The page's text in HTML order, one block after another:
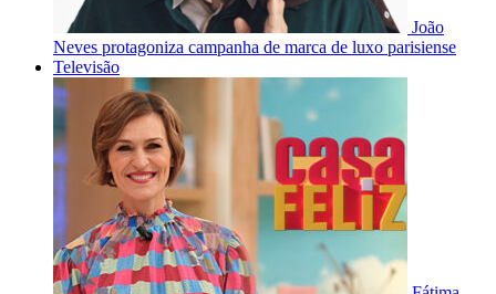
João
Neves protagoniza campanha de marca de luxo parisiense
Televisão